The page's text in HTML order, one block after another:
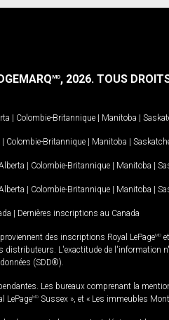
MD, 2026. TOUS
| Colombie-Britannique | Manitoba |
| Colombie-Britannique | Manitoba |
| Colombie-Britannique | Manitoba |
| Colombie-Britannique | Manitoba |
| Dernières inscriptions au Canada
des inscriptions Royal LePageMD
distributeurs. L'exactitude de l'information
(SDD®).
Les bureaux comprenant la
LePageMD Sussex », et « Les immeubles